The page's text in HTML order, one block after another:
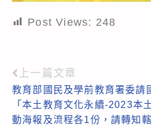
Post Views: 248
Read
more
articles
上一篇文章
教育部國民及學前教育署委請
「本土教育文化永續-2023本
動海報及流程各1份，請轉知